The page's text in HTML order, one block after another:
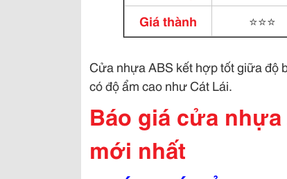
Giá thành
⭐⭐⭐
Cửa nhựa ABS kết hợp tốt giữa độ
có độ ẩm cao như Cát Lái.
Báo giá cửa nhựa
mới nhất